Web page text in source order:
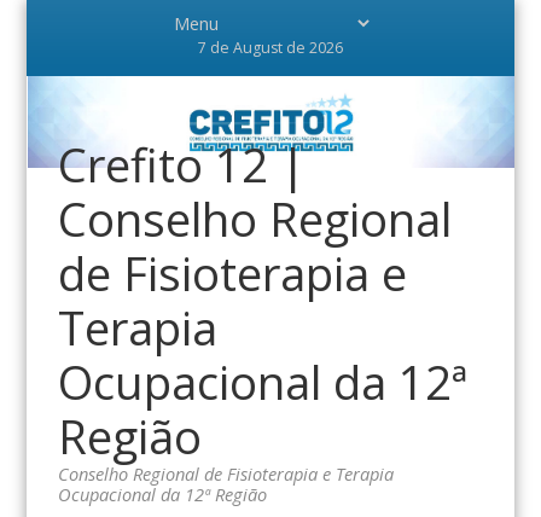
7 de August de 2026
Crefito 12 |
Conselho Regional
de Fisioterapia e
Terapia
Ocupacional da 12ª
Região
Conselho Regional de Fisioterapia e Terapia
Ocupacional da 12ª Região